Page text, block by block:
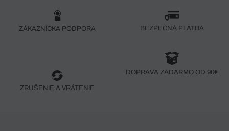
ZÁKAZNÍCKA PODPORA BEZPEČNÁ PLATBA
ZRUŠENIE A VRÁTENIE
DOPRAVA ZADARMO OD 90€